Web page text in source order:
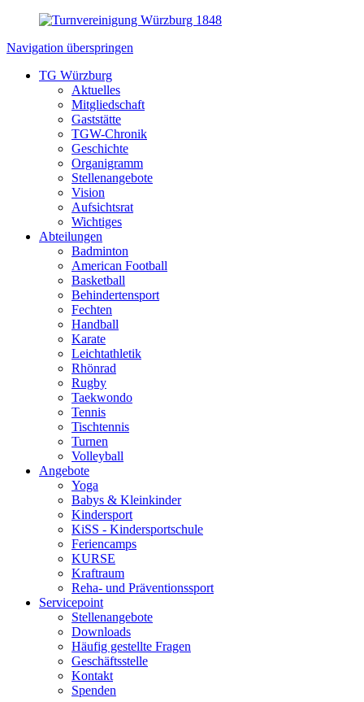
Navigation überspringen
TG Würzburg
Aktuelles
Mitgliedschaft
Gaststätte
TGW-Chronik
Geschichte
Organigramm
Stellenangebote
Vision
Aufsichtsrat
Wichtiges
Abteilungen
Badminton
American Football
Basketball
Behindertensport
Fechten
Handball
Karate
Leichtathletik
Rhönrad
Rugby
Taekwondo
Tennis
Tischtennis
Turnen
Volleyball
Angebote
Yoga
Babys & Kleinkinder
Kindersport
KiSS - Kindersportschule
Feriencamps
KURSE
Kraftraum
Reha- und Präventionssport
Servicepoint
Stellenangebote
Downloads
Häufig gestellte Fragen
Geschäftsstelle
Kontakt
Spenden